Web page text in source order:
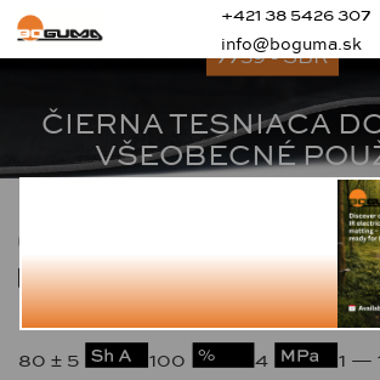
+421 38 5426 307
info@boguma.sk
7759 - SBR
ČIERNA TESNIACA
VŠEOBECNÉ
1.55
-25 — +80
80 ± 5
100 4 1 —